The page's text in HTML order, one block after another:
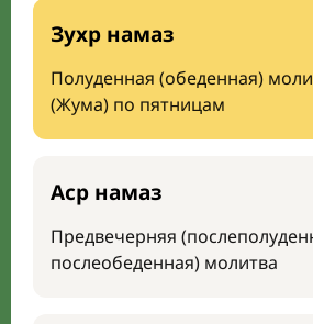
Зухр намаз
Полуденная (обеденная)
(Жума) по пятницам
Аср намаз
Предвечерняя
послеобеденная) молитва